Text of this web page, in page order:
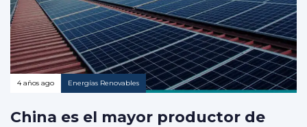
4 años ago Energías Renovables
China es el mayor productor de